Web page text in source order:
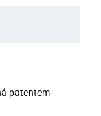
patentem